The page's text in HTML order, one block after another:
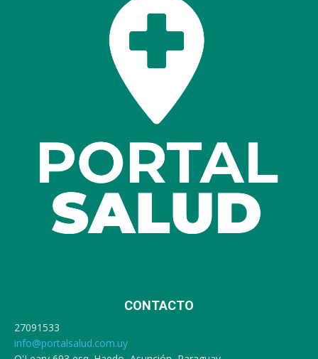
CONTACTO
27091533
info@portalsalud.com.uy